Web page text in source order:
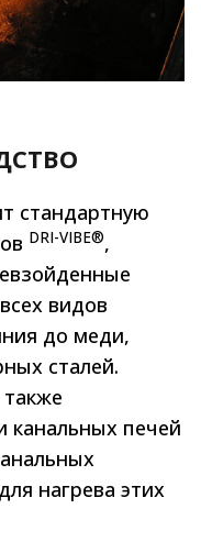
стандартную
DRI-VIBE®,
видов
до меди,
сталей.
также
канальных печей
нагрева этих